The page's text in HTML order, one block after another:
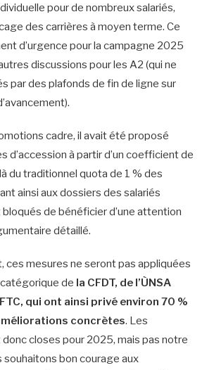
pour de nombreux salariés,
des carrières à moyen terme. Ce
d’urgence pour la campagne 2025
discussions pour les A2 (qui ne
par des plafonds de fin de ligne sur
cadre, il avait été proposé
d’accession à partir d’un coefficient de
du traditionnel quota de 1 % des
ainsi aux dossiers des salariés
de bénéficier d’une attention
détaillé.
ces mesures ne seront pas appliquées
de la CFDT, de l’ÙNSA
qui ont ainsi privé environ 70 %
concrètes. Les
closes pour 2025, mais pas notre
souhaitons bon courage aux